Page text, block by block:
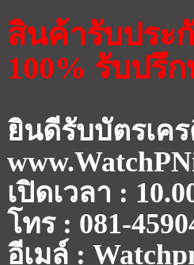
สินค้ารับประ
100% รับปรึ
ยินดีรับบัตรเค
เปิดเวลา :
โทร : 081-
อีเมล์ :